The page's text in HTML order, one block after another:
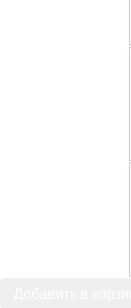
Бра из
Бра со
Настольные